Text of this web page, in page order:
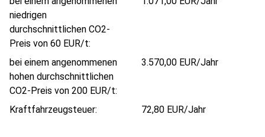
niedrigen
durchschnittlichen CO2-
Preis von 60 EUR/t:
bei einem angenommenen
hohen durchschnittlichen
CO2-Preis von 200 EUR/t:
3.570,00 EUR/Jahr
Kraftfahrzeugsteuer: 72,80 EUR/Jahr